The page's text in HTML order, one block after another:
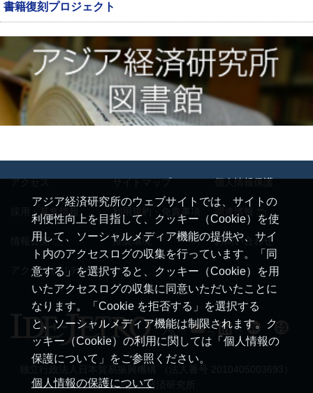
書籍復刻プロジェクト
アジア経済研究所のウェブサイトでは、サイトの
利便性向上を目指して、クッキー（Cookie）を使
用して、ソーシャルメディア機能の提供や、サイ
ト内のアクセスログの収集を行っています。「同
意する」を選択すると、クッキー（Cookie）を用
いたアクセスログの収集に同意いただいたことに
なります。「Cookie を拒否する」を選択する
と、ソーシャルメディア機能は制限されます。ク
ッキー（Cookie）の利用に関しては「個人情報の
保護について」をご参照ください。
個人情報の保護について
アクセス サイトマップ 個人情報保護
採用・募集情報 利用規約・免責事項
情報公開 推奨環境 お問い合わせ
アクセシビリティ
アジア経済研究所